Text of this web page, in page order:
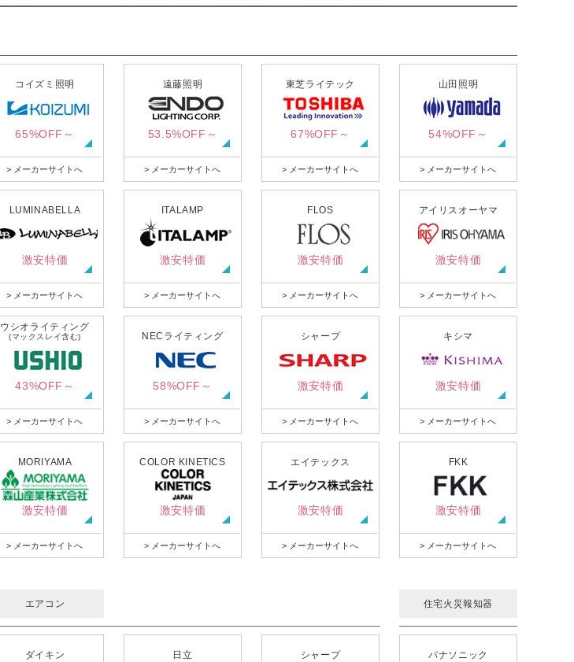
コイズミ照明
65%OFF～
> メーカーサイトへ
遠藤照明
53.5%OFF～
> メーカーサイトへ
東芝ライテック
67%OFF～
> メーカーサイトへ
山田照明
54%OFF～
> メーカーサイトへ
LUMINABELLA
激安特価
> メーカーサイトへ
ITALAMP
激安特価
> メーカーサイトへ
FLOS
激安特価
> メーカーサイトへ
アイリスオーヤマ
激安特価
> メーカーサイトへ
ウシオライティング
(マックスレイ含む)
43%OFF～
> メーカーサイトへ
NECライティング
58%OFF～
> メーカーサイトへ
シャープ
激安特価
> メーカーサイトへ
キシマ
激安特価
> メーカーサイトへ
MORIYAMA
激安特価
> メーカーサイトへ
COLOR KINETICS
激安特価
> メーカーサイトへ
エイテックス
激安特価
> メーカーサイトへ
FKK
激安特価
> メーカーサイトへ
エアコン 住宅火災報知器
ダイキン 日立 シャープ パナソニック